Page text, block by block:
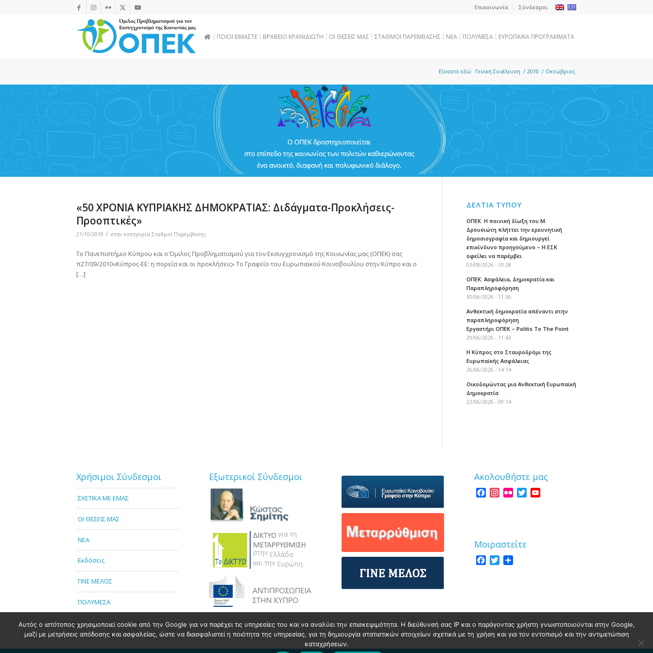
Επικοινωνία Σύνδεσμοι
ΠΟΙΟΙ ΕΙΜΑΣΤΕ ΒΡΑΒΕΙΟ ΚΡΑΝΙΔΙΩΤΗ OI ΘΕΣΕΙΣ ΜΑΣ ΣΤΑΘΜΟΙ ΠΑΡΕΜΒΑΣΗΣ NEA ΠΟΛΥΜΕΣΑ ΕΥΡΩΠΑΪΚΑ ΠΡΟΓΡΑΜΜΑΤΑ
Είσαστε εδώ: Γενική Συνέλευση / 2010 / Οκτώβριος
«50 ΧΡΟΝΙΑ ΚΥΠΡΙΑΚΗΣ ΔΗΜΟΚΡΑΤΙΑΣ: Διδάγματα-Προκλήσεις-
Προοπτικές»
21/10/2010 / στην κατηγορία Σταθμοί Παρέμβασης
Το Πανεπιστήμιο Κύπρου και ο Όμιλος Προβληματισμού για τον Εκσυγχρονισμό της Κοινωνίας μας (ΟΠΕΚ) σας
π27/09/2010«Κύπρος-ΕΕ: η πορεία και οι προκλήσεις» Το Γραφείο του Ευρωπαϊκού Κοινοβουλίου στην Κύπρο και ο
[…]
ΔΕΛΤΙΑ ΤΥΠΟΥ
ΟΠΕΚ: Η ποινική δίωξη του Μ.
Δρουσιώτη πλήττει την ερευνητική
δημοσιογραφία και δημιουργεί
επικίνδυνο προηγούμενο – Η ΕΣΚ
οφείλει να παρέμβει
03/08/2026 - 10:28
ΟΠΕΚ: Ασφάλεια, Δημοκρατία και
Παραπληροφόρηση
30/06/2026 - 11:36
Ανθεκτική δημοκρατία απέναντι στην
παραπληροφόρηση
Εργαστήρι ΟΠΕΚ – Politis To The Point
29/06/2026 - 11:43
Η Κύπρος στο Σταυροδρόμι της
Ευρωπαϊκής Ασφάλειας
26/06/2026 - 14:14
Οικοδομώντας μια Ανθεκτική Ευρωπαϊκή
Δημοκρατία
22/06/2026 - 09:14
Χρήσιμοι Σύνδεσμοι
ΣΧΕΤΙΚΑ ΜΕ ΕΜΑΣ
OI ΘΕΣΕΙΣ ΜΑΣ
NEA
Εκδόσεις
ΓΙΝΕ ΜΕΛΟΣ
ΠΟΛΥΜΕΣΑ
Εξωτερικοί Σύνδεσμοι Ακολουθήστε μας
Facebook
Instagram
FlickrTwitterYouTube
Μοιραστείτε
Facebook
TwitterShare
Αυτός ο ιστότοπος χρησιμοποιεί cookie από την Google για να παρέχει τις υπηρεσίες του και να αναλύει την επισκεψιμότητα. Η διεύθυνσή σας IP και ο παράγοντας χρήστη γνωστοποιούνται στην Google,
μαζί με μετρήσεις απόδοσης και ασφαλείας, ώστε να διασφαλιστεί η ποιότητα της υπηρεσίας, για τη δημιουργία στατιστικών στοιχείων σχετικά με τη χρήση και για τον εντοπισμό και την αντιμετώπιση
καταχρήσεων.